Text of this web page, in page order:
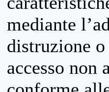
mediante
distruzione
accesso non